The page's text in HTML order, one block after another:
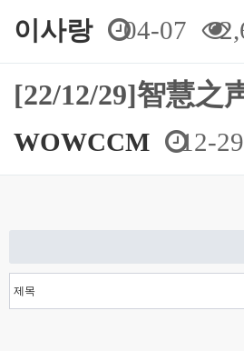
이사랑 04-07
[22/12/29]智慧
WOWCCM 12-29